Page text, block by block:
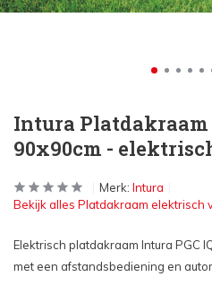
Intura Platdakraam
90x90cm -
Merk: Intura
Bekijk alles Platdakraam elektrisch
Elektrisch platdakraam Intura PGC
met een afstandsbediening en